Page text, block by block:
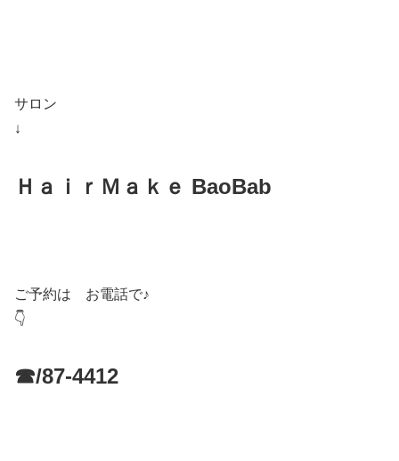
サロン
↓
ＨａｉｒＭａｋｅ BaoBab
ご予約は お電話で♪
👇
☎/87-4412